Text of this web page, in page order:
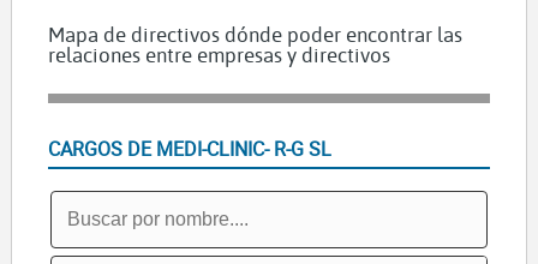
Mapa de directivos dónde poder encontrar las
relaciones entre empresas y directivos
CARGOS DE MEDI-CLINIC- R-G SL